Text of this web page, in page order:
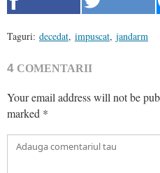
Taguri: decedat, impuscat, jandarm
4 COMENTARII
Your email address will not be
marked *